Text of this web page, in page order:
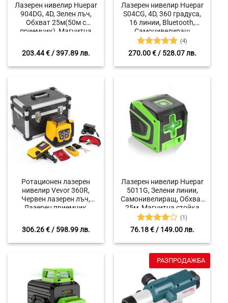
Лазерен нивелир Huepar
904DG, 4D, Зелен лъч,
Обхват 25м(50м с
приемник), Магнитна
203.44€/ 397.89 лв.
Лазерен нивелир Huepar
S04CG, 4D, 360 градуса,
16 линии, Bluetooth,
Самонивелиращ
Оценено с
(4)
270.00€/ 528.07 лв.
Ротационен лазерен
нивелир Vevor 360R,
Червен лазерен лъч,
Лазерен приемник,
306.26€/ 598.99 лв.
Лазерен нивелир Huepar
5011G, Зелени линии,
Самонивелиращ, Обхват
25м, Магнитна стойка
Оценено
(1)
76.18€/ 149.00 лв.
РАЗПРОДАЖБА